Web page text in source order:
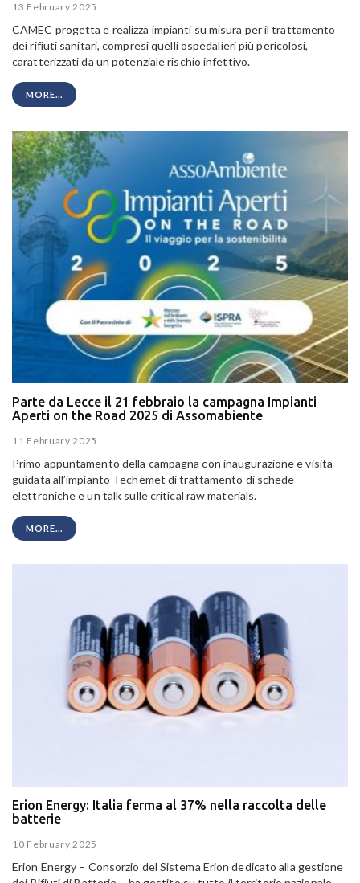
13 February 2025
CAMEC progetta e realizza impianti su misura per il trattamento
dei rifiuti sanitari, compresi quelli ospedalieri più pericolosi,
caratterizzati da un potenziale rischio infettivo.
MORE...
Parte da Lecce il 21 febbraio la campagna Impianti
Aperti on the Road 2025 di Assomabiente
11 February 2025
Primo appuntamento della campagna con inaugurazione e visita
guidata all’impianto Techemet di trattamento di schede
elettroniche e un talk sulle critical raw materials.
MORE...
Erion Energy: Italia ferma al 37% nella raccolta delle
batterie
10 February 2025
Erion Energy – Consorzio del Sistema Erion dedicato alla gestione